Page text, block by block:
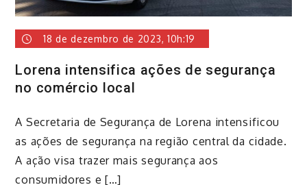
18 de dezembro de 2023, 10h:19
Lorena intensifica ações de segurança
no comércio local
A Secretaria de Segurança de Lorena intensificou
as ações de segurança na região central da cidade.
A ação visa trazer mais segurança aos
consumidores e […]